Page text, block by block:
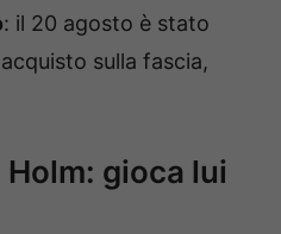
: il 20 agosto è stato
sulla fascia,
gioca lui